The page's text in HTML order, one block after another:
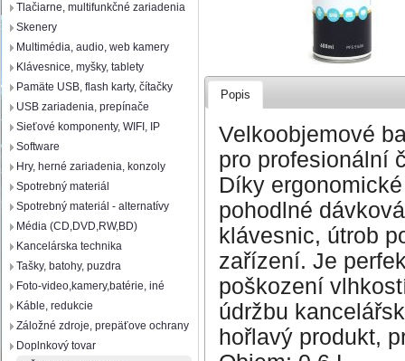
Tlačiarne, multifunkčné zariadenia
Skenery
Multimédia, audio, web kamery
Klávesnice, myšky, tablety
Pamäte USB, flash karty, čítačky
USB zariadenia, prepínače
Sieťové komponenty, WIFI, IP
Software
Hry, herné zariadenia, konzoly
Spotrebný materiál
Spotrebný materiál - alternatívy
Média (CD,DVD,RW,BD)
Kancelárska technika
Tašky, batohy, puzdra
Foto-video,kamery,batérie, iné
Káble, redukcie
Záložné zdroje, prepäťove ochrany
Doplnkový tovar
Popis
Velkoobjemové
pro profesionální
Díky
pohodlné
klávesnic, útrob
zařízení. Je
poškození
údržbu
hořlavý produkt,